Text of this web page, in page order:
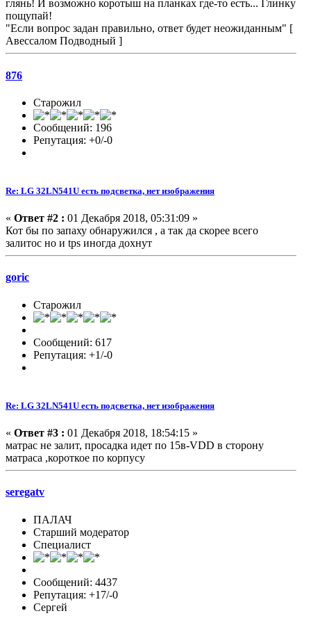
глянь! И возможно коротыш на планках где-то есть... Глинку
пощупай!
"Если вопрос задан правильно, ответ будет неожиданным" [
Авессалом Подводный ]
876
Старожил
Сообщений: 196
Репутация: +0/-0
Re: LG 32LN541U есть подсветка, нет изображения
« Ответ #2 : 01 Декабря 2018, 05:31:09 »
Кот бы по запаху обнаружился , а так да скорее всего
залитос но и tps иногда дохнут
goric
Старожил
Сообщений: 617
Репутация: +1/-0
Re: LG 32LN541U есть подсветка, нет изображения
« Ответ #3 : 01 Декабря 2018, 18:54:15 »
матрас не залит, просадка идет по 15в-VDD в сторону
матраса ,короткое по корпусу
seregatv
ПАЛАЧ
Старший модератор
Специалист
Сообщений: 4437
Репутация: +17/-0
Сергей